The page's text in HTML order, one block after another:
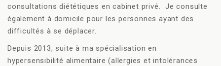
consultations diététiques en cabinet privé. Je consulte
également à domicile pour les personnes ayant des
difficultés à se déplacer.
Depuis 2013, suite à ma spécialisation en
hypersensibilité alimentaire (allergies et intolérances